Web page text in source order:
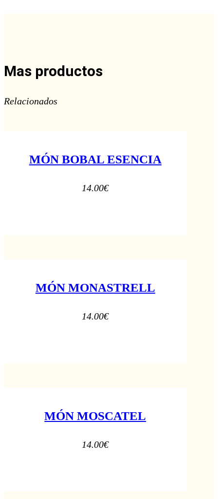
Mas productos
Relacionados
MÓN BOBAL ESENCIA
14.00€
MÓN MONASTRELL
14.00€
MÓN MOSCATEL
14.00€